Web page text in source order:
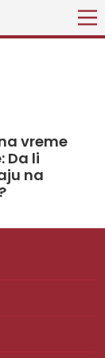
vreme
Da li
na